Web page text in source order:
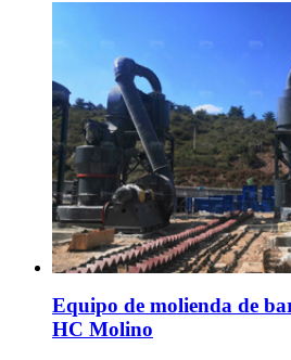
Equipo de molienda de
HC Molino